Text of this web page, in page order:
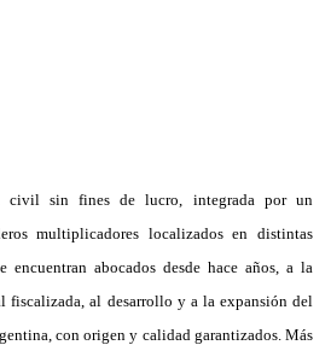
civil sin fines de lucro, integrada por un
multiplicadores localizados en distintas
encuentran abocados desde hace años, a la
fiscalizada, al desarrollo y a la expansión del
con origen y calidad garantizados. Más